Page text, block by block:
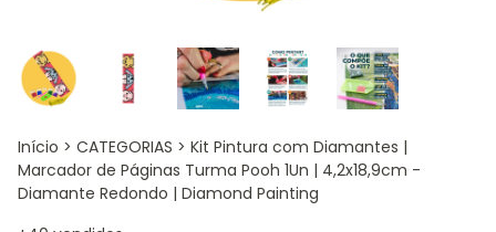
Início > CATEGORIAS > Kit Pintura com Diamantes |
Marcador de Páginas Turma Pooh 1Un | 4,2x18,9cm -
Diamante Redondo | Diamond Painting